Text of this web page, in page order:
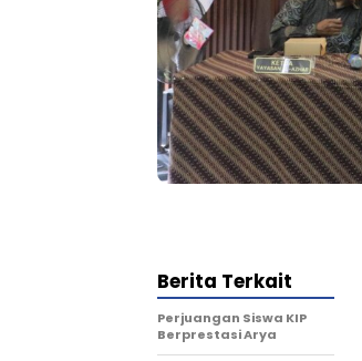
Berita Terkait
Perjuangan Siswa KIP
Berprestasi Arya